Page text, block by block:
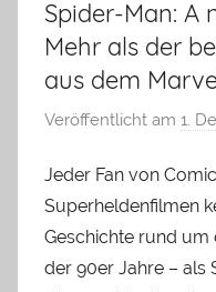
Spider-Man: A
Mehr als der
aus dem
Veröffentlicht am 1.
Jeder Fan von
Superheldenfilmen
Geschichte rund um
der 90er Jahre – als